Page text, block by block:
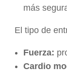
más
El tipo de
Fuerza:
Cardio